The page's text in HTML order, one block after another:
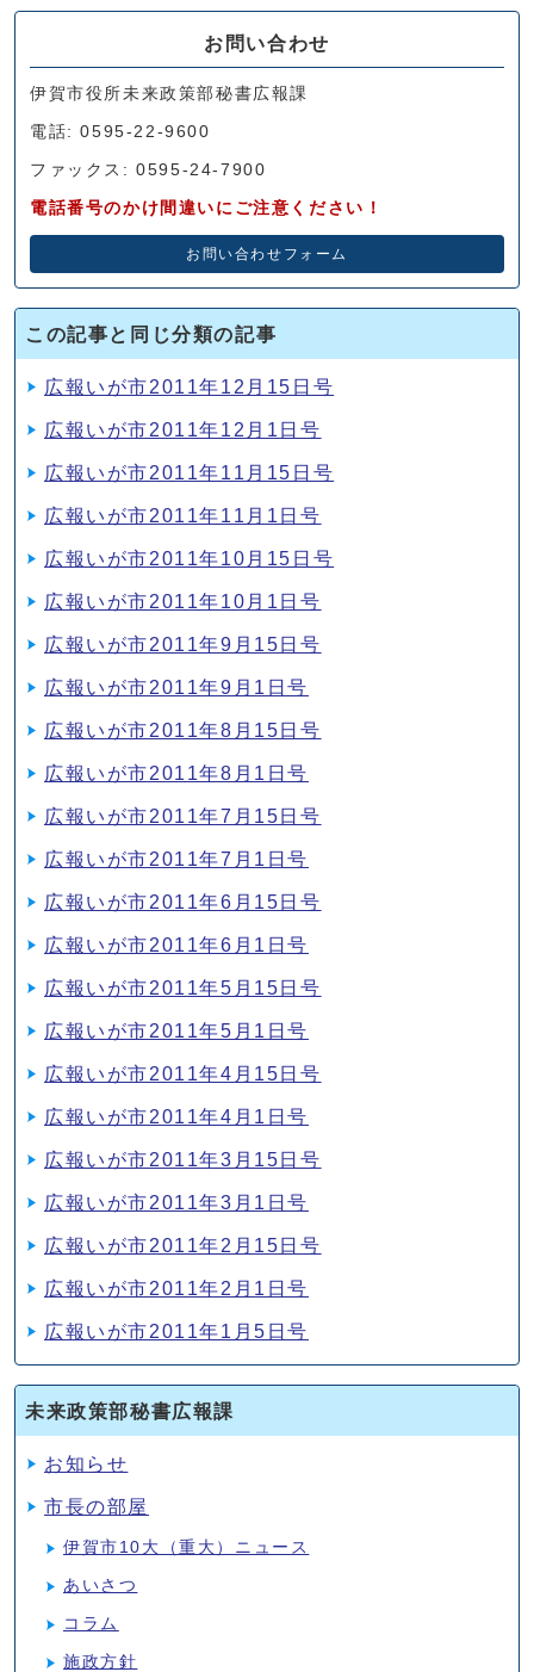
お問い合わせ
伊賀市役所未来政策部秘書広報課
電話: 0595-22-9600
ファックス: 0595-24-7900
電話番号のかけ間違いにご注意ください！
お問い合わせフォーム
この記事と同じ分類の記事
広報いが市2011年12月15日号
広報いが市2011年12月1日号
広報いが市2011年11月15日号
広報いが市2011年11月1日号
広報いが市2011年10月15日号
広報いが市2011年10月1日号
広報いが市2011年9月15日号
広報いが市2011年9月1日号
広報いが市2011年8月15日号
広報いが市2011年8月1日号
広報いが市2011年7月15日号
広報いが市2011年7月1日号
広報いが市2011年6月15日号
広報いが市2011年6月1日号
広報いが市2011年5月15日号
広報いが市2011年5月1日号
広報いが市2011年4月15日号
広報いが市2011年4月1日号
広報いが市2011年3月15日号
広報いが市2011年3月1日号
広報いが市2011年2月15日号
広報いが市2011年2月1日号
広報いが市2011年1月5日号
未来政策部秘書広報課
お知らせ
市長の部屋
伊賀市10大（重大）ニュース
あいさつ
コラム
施政方針